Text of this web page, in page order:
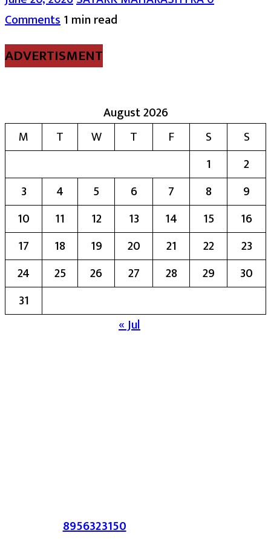
Comments1 min read
ADVERTISMENT
August 2026
M
T W T F S
S
1
2
3
4 5 6 7 8
9
10
11 12 13 14 15
16
17
18 19 20 21 22
23
24
25 26 27 28 29
30
31
« Jul
संपर्क :-8956323150/ ईमेल :-